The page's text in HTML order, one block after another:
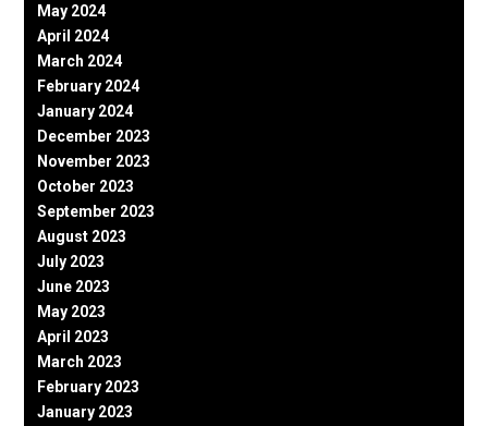
May 2024
April 2024
March 2024
February 2024
January 2024
December 2023
November 2023
October 2023
September 2023
August 2023
July 2023
June 2023
May 2023
April 2023
March 2023
February 2023
January 2023